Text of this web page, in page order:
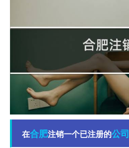
在合肥注销一个已注册的公司